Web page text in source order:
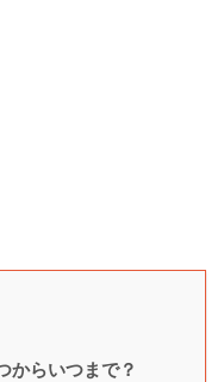
からいつまで？